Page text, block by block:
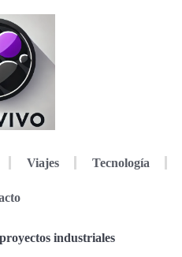
Viajes Tecnología
industriales